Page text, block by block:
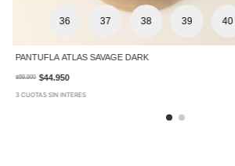
36 37 38 39 40
PANTUFLA ATLAS SAVAGE DARK
$89.900 $44.950
3 CUOTAS SIN INTERES